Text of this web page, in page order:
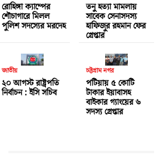
রোহিঙ্গা ক্যাম্পের
শৌচাগারে মিলল
পুলিশ সদস্যের মরদেহ
তনু হত্যা মামলায়
সাবেক সেনাসদস্য
হাফিজুর রহমান ফের
গ্রেপ্তার
জাতীয়
২০ আগস্ট রাষ্ট্রপতি
নির্বাচন : ইসি সচিব
চট্টগ্রাম নগর
পটিয়ায় ৫ কোটি
টাকার ইয়াবাসহ
বাইকার গ্যাংয়ের ৬
সদস্য গ্রেপ্তার